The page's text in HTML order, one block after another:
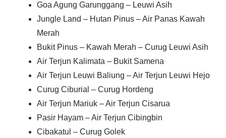
Goa Agung Garunggang – Leuwi Asih
Jungle Land – Hutan Pinus – Air Panas Kawah
Merah
Bukit Pinus – Kawah Merah – Curug Leuwi Asih
Air Terjun Kalimata – Bukit Samena
Air Terjun Leuwi Baliung – Air Terjun Leuwi Hejo
Curug Ciburial – Curug Hordeng
Air Terjun Mariuk – Air Terjun Cisarua
Pasir Hayam – Air Terjun Cibingbin
Cibakatul – Curug Golek